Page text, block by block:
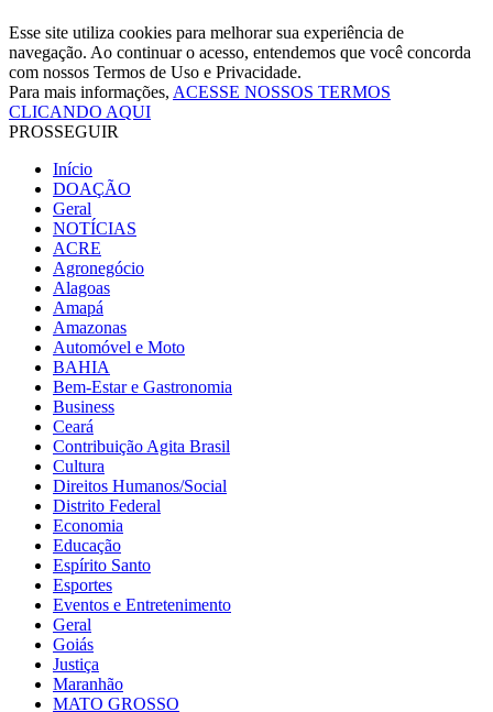
Esse site utiliza cookies para melhorar sua experiência de
navegação. Ao continuar o acesso, entendemos que você concorda
com nossos Termos de Uso e Privacidade.
Para mais informações, ACESSE NOSSOS TERMOS
CLICANDO AQUI
PROSSEGUIR
Início
DOAÇÃO
Geral
NOTÍCIAS
ACRE
Agronegócio
Alagoas
Amapá
Amazonas
Automóvel e Moto
BAHIA
Bem-Estar e Gastronomia
Business
Ceará
Contribuição Agita Brasil
Cultura
Direitos Humanos/Social
Distrito Federal
Economia
Educação
Espírito Santo
Esportes
Eventos e Entretenimento
Geral
Goiás
Justiça
Maranhão
MATO GROSSO